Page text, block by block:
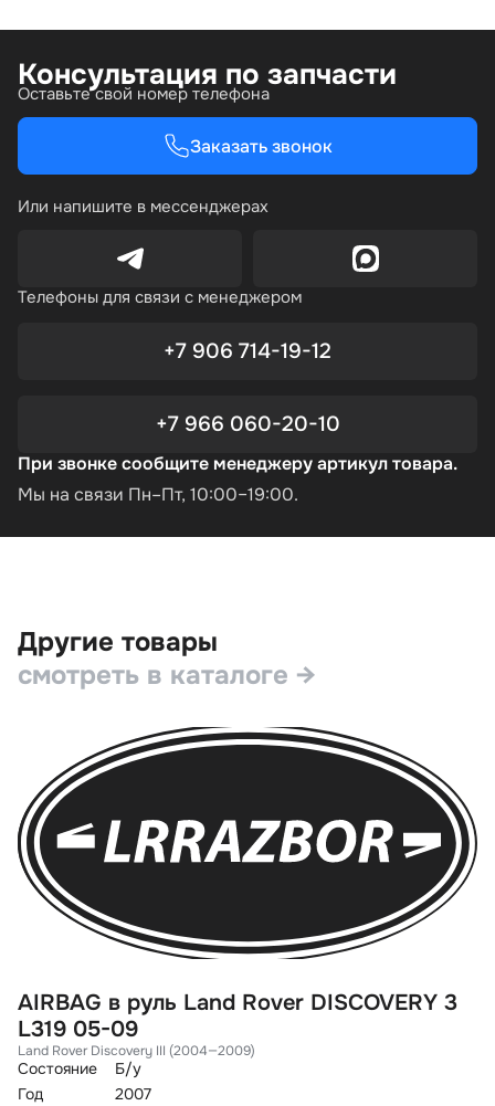
Консультация по запчасти
Оставьте свой номер телефона
Заказать звонок
Или напишите в мессенджерах
Телефоны для связи с менеджером
+7 906 714-19-12
+7 966 060-20-10
При звонке сообщите менеджеру артикул товара.
Мы на связи Пн–Пт, 10:00–19:00.
Другие товары
смотреть в каталоге →
AIRBAG в руль Land Rover DISCOVERY 3
L319 05-09
Land Rover Discovery III (2004—2009)
Состояние
Б/у
Год
2007